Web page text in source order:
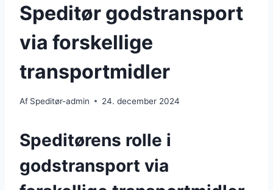
Speditør godstransport
via forskellige
transportmidler
Af Speditør-admin 24. december 2024
Speditørens rolle i
godstransport via